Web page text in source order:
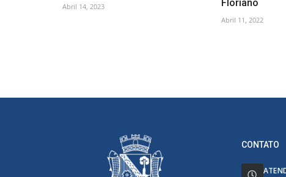
Abril 14, 2023
Floriano
Abril 11, 2022
CONTATO